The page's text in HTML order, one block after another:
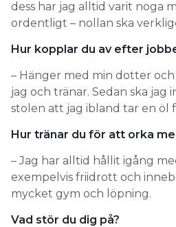
dess har jag alltid varit noga
ordentligt – nollan ska
Hur kopplar du av efter
– Hänger med min dotter och
jag och tränar. Sedan ska jag
stolen att jag ibland tar en öl
Hur tränar du för att orka
– Jag har alltid hållit igång
exempelvis friidrott och
mycket gym och löpning.
Vad stör du dig på?